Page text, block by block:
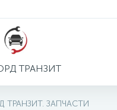
ТРАНЗИТ
ТРАНЗИТ. ЗАПЧАСТИ